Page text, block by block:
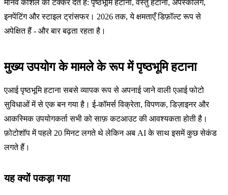
मानव कौशल को टक्कर देते हैं: पृष्ठभूमि हटाना, वस्तु हटाना, अपस्केलिंग,
इनपेंटिंग और स्टाइल ट्रांसफर। 2026 तक, ये क्षमताएँ डिफ़ॉल्ट रूप से
अपेक्षित हैं - और बार बढ़ता रहता है।
मुख्य उपयोग के मामले के रूप में पृष्ठभूमि हटाना
एआई पृष्ठभूमि हटाना सबसे व्यापक रूप से अपनाई जाने वाली एआई फोटो
सुविधाओं में से एक बन गया है। ई-कॉमर्स विक्रेता, विपणक, डिज़ाइनर और
आकस्मिक उपयोगकर्ता सभी को साफ़ कटआउट की आवश्यकता होती है।
फ़ोटोशॉप में पहले 20 मिनट लगते थे लेकिन अब AI के साथ इसमें कुछ सेकंड
लगते हैं।
यह क्यों पकड़ा गया